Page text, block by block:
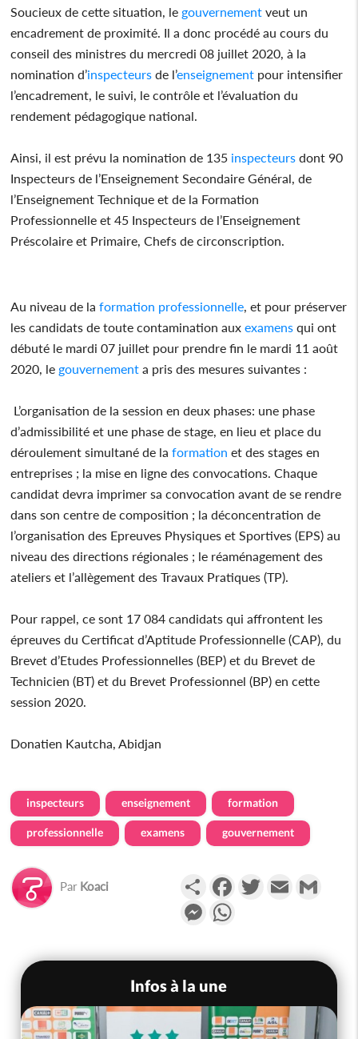
Soucieux de cette situation, le gouvernement veut un
encadrement de proximité. Il a donc procédé au cours du
conseil des ministres du mercredi 08 juillet 2020, à la
nomination d’inspecteurs de l’enseignement pour intensifier
l’encadrement, le suivi, le contrôle et l’évaluation du
rendement pédagogique national.
Ainsi, il est prévu la nomination de 135 inspecteurs dont 90
Inspecteurs de l’Enseignement Secondaire Général, de
l’Enseignement Technique et de la Formation
Professionnelle et 45 Inspecteurs de l’Enseignement
Préscolaire et Primaire, Chefs de circonscription.
Au niveau de laformation professionnelle, et pour préserver
les candidats de toute contamination auxexamens qui ont
débuté le mardi 07 juillet pour prendre fin le mardi 11 août
2020, le gouvernement a pris des mesures suivantes :
L’organisation de la session en deux phases: une phase
d’admissibilité et une phase de stage, en lieu et place du
déroulement simultané de laformation et des stages en
entreprises ; la mise en ligne des convocations. Chaque
candidat devra imprimer sa convocation avant de se rendre
dans son centre de composition ; la déconcentration de
l’organisation des Epreuves Physiques et Sportives (EPS) au
niveau des directions régionales ; le réaménagement des
ateliers et l’allègement des Travaux Pratiques (TP).
Pour rappel, ce sont 17 084 candidats qui affrontent les
épreuves du Certificat d’Aptitude Professionnelle (CAP), du
Brevet d’Etudes Professionnelles (BEP) et du Brevet de
Technicien (BT) et du Brevet Professionnel (BP) en cette
session 2020.
Donatien Kautcha, Abidjan
inspecteurs enseignement formation
professionnelle examens gouvernement
Par Koaci PartagerFacebookTwitterEmail
Messenger
Infos à la une